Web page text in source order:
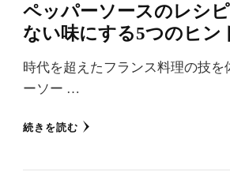
ペッパーソースのレシ
ない味にする5つのヒン
時代を超えたフランス料理の技を
ーソー …
続きを読む